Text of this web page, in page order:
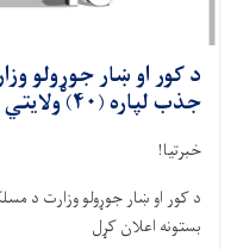
د کور او ښار جوړولو
جذب لپاره (۴۰) ولایتي بستونه اعلان کړل
خبرتیا!
د کور او ښار جوړولو وزارت د
بستونه اعلان کړل